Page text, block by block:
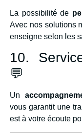
La possibilité de
Avec nos solutions
enseigne selon les
10.
💬
Un
vous garantit une
est à votre écoute